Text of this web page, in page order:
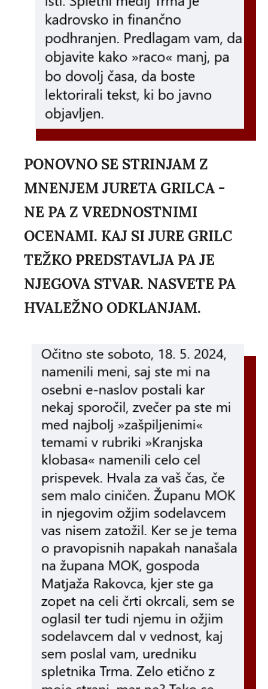
PONOVNO SE STRINJAM Z
MNENJEM JURETA GRILCA -
NE PA Z VREDNOSTNIMI
OCENAMI. KAJ SI JURE GRILC
TEŽKO PREDSTAVLJA PA JE
NJEGOVA STVAR. NASVETE PA
HVALEŽNO ODKLANJAM.